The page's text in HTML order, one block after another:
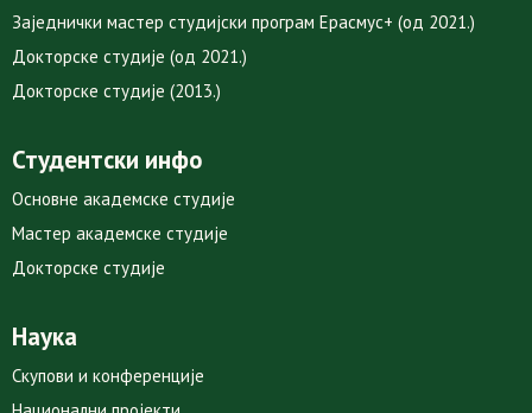
Заједнички мастер студијски програм Ерасмус+ (од 2021.)
Докторске студије (од 2021.)
Докторске студије (2013.)
Студентски инфо
Основне академске студије
Мастер академске студије
Докторске студије
Наука
Скупови и конференције